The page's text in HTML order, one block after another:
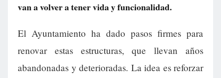
van a volver a tener vida y funcionalidad.
El Ayuntamiento ha dado pasos firmes para
renovar estas estructuras, que llevan años
abandonadas y deterioradas. La idea es reforzar